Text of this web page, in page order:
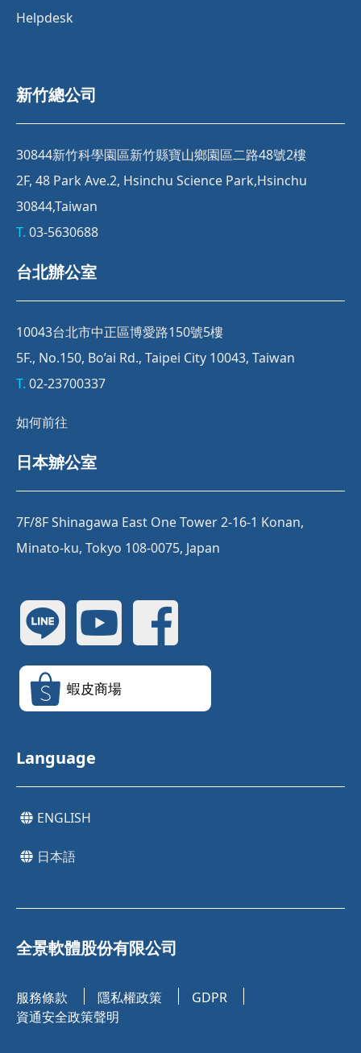
Helpdesk
新竹總公司
30844新竹科學園區新竹縣寶山鄉園區二路48號2樓
2F, 48 Park Ave.2, Hsinchu Science Park,Hsinchu
30844,Taiwan
T. 03-5630688
台北辦公室
10043台北市中正區博愛路150號5樓
5F., No.150, Bo’ai Rd., Taipei City 10043, Taiwan
T. 02-23700337
如何前往
日本辧公室
7F/8F Shinagawa East One Tower 2-16-1 Konan,
Minato-ku, Tokyo 108-0075, Japan
蝦皮商場
Language
ENGLISH
日本語
全景軟體股份有限公司
服務條款 隱私權政策
GDPR
資通安全政策聲明